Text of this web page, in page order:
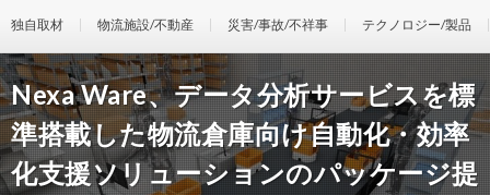
独自取材 物流施設/不動産 災害/事故/不祥事 テクノロジー/製品
Nexa Ware、データ分析サービスを標
準搭載した物流倉庫向け自動化・効率
化支援ソリューションのパッケージ提